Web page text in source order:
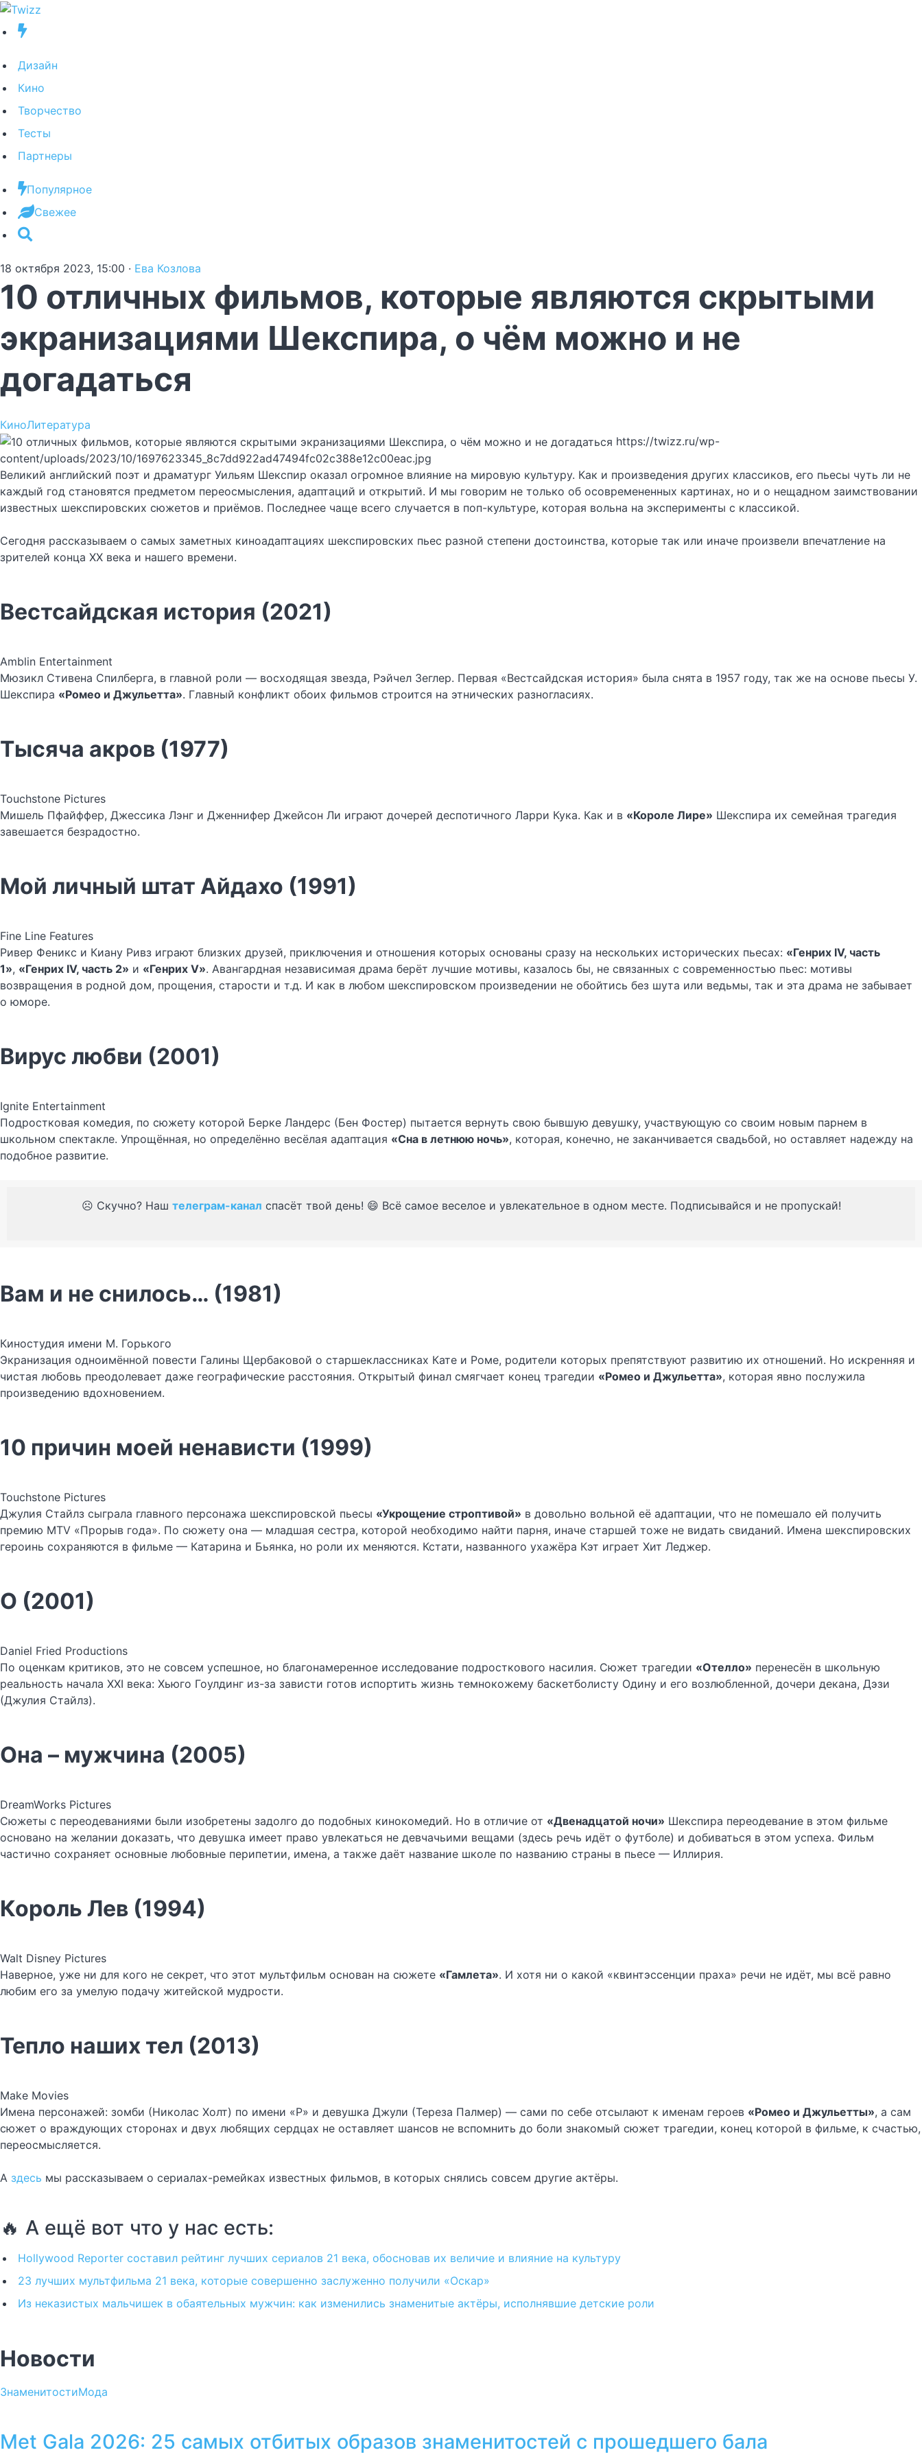
Дизайн
Кино
Творчество
Тесты
Партнеры
Популярное
Свежее
18 октября 2023, 15:00 · Ева Козлова
10 отличных фильмов, которые являются скрытыми
экранизациями Шекспира, о чём можно и не
догадаться
КиноЛитература
https://twizz.ru/wp-
content/uploads/2023/10/1697623345_8c7dd922ad47494fc02c388e12c00eac.jpg
Великий английский поэт и драматург Уильям Шекспир оказал огромное влияние на мировую культуру. Как и произведения других классиков, его пьесы чуть ли не
каждый год становятся предметом переосмысления, адаптаций и открытий. И мы говорим не только об осовремененных картинах, но и о нещадном заимствовании
известных шекспировских сюжетов и приёмов. Последнее чаще всего случается в поп-культуре, которая вольна на эксперименты с классикой.
Сегодня рассказываем о самых заметных киноадаптациях шекспировских пьес разной степени достоинства, которые так или иначе произвели впечатление на
зрителей конца XX века и нашего времени.
Вестсайдская история (2021)
Amblin Entertainment
Мюзикл Стивена Спилберга, в главной роли — восходящая звезда, Рэйчел Зеглер. Первая «Вестсайдская история» была снята в 1957 году, так же на основе пьесы У.
Шекспира «Ромео и Джульетта». Главный конфликт обоих фильмов строится на этнических разногласиях.
Тысяча акров (1977)
Touchstone Pictures
Мишель Пфайффер, Джессика Лэнг и Дженнифер Джейсон Ли играют дочерей деспотичного Ларри Кука. Как и в «Короле Лире» Шекспира их семейная трагедия
завешается безрадостно.
Мой личный штат Айдахо (1991)
Fine Line Features
Ривер Феникс и Киану Ривз играют близких друзей, приключения и отношения которых основаны сразу на нескольких исторических пьесах: «Генрих IV, часть
1», «Генрих IV, часть 2» и «Генрих V». Авангардная независимая драма берёт лучшие мотивы, казалось бы, не связанных с современностью пьес: мотивы
возвращения в родной дом, прощения, старости и т.д. И как в любом шекспировском произведении не обойтись без шута или ведьмы, так и эта драма не забывает
о юморе.
Вирус любви (2001)
Ignite Entertainment
Подростковая комедия, по сюжету которой Берке Ландерс (Бен Фостер) пытается вернуть свою бывшую девушку, участвующую со своим новым парнем в
школьном спектакле. Упрощённая, но определённо весёлая адаптация «Сна в летнюю ночь», которая, конечно, не заканчивается свадьбой, но оставляет надежду на
подобное развитие.
☹️ Скучно? Наш телеграм-канал спасёт твой день! 😄 Всё самое веселое и увлекательное в одном месте. Подписывайся и не пропускай!
Вам и не снилось… (1981)
Киностудия имени М. Горького
Экранизация одноимённой повести Галины Щербаковой о старшеклассниках Кате и Роме, родители которых препятствуют развитию их отношений. Но искренняя и
чистая любовь преодолевает даже географические расстояния. Открытый финал смягчает конец трагедии «Ромео и Джульетта», которая явно послужила
произведению вдохновением.
10 причин моей ненависти (1999)
Touchstone Pictures
Джулия Стайлз сыграла главного персонажа шекспировской пьесы «Укрощение строптивой» в довольно вольной её адаптации, что не помешало ей получить
премию MTV «Прорыв года». По сюжету она — младшая сестра, которой необходимо найти парня, иначе старшей тоже не видать свиданий. Имена шекспировских
героинь сохраняются в фильме — Катарина и Бьянка, но роли их меняются. Кстати, названного ухажёра Кэт играет Хит Леджер.
О (2001)
Daniel Fried Productions
По оценкам критиков, это не совсем успешное, но благонамеренное исследование подросткового насилия. Сюжет трагедии «Отелло» перенесён в школьную
реальность начала XXI века: Хьюго Гоулдинг из-за зависти готов испортить жизнь темнокожему баскетболисту Одину и его возлюбленной, дочери декана, Дэзи
(Джулия Стайлз).
Она – мужчина (2005)
DreamWorks Pictures
Сюжеты с переодеваниями были изобретены задолго до подобных кинокомедий. Но в отличие от «Двенадцатой ночи» Шекспира переодевание в этом фильме
основано на желании доказать, что девушка имеет право увлекаться не девчачьими вещами (здесь речь идёт о футболе) и добиваться в этом успеха. Фильм
частично сохраняет основные любовные перипетии, имена, а также даёт название школе по названию страны в пьесе — Иллирия.
Король Лев (1994)
Walt Disney Pictures
Наверное, уже ни для кого не секрет, что этот мультфильм основан на сюжете «Гамлета». И хотя ни о какой «квинтэссенции праха» речи не идёт, мы всё равно
любим его за умелую подачу житейской мудрости.
Тепло наших тел (2013)
Make Movies
Имена персонажей: зомби (Николас Холт) по имени «Р» и девушка Джули (Тереза Палмер) — сами по себе отсылают к именам героев «Ромео и Джульетты», а сам
сюжет о враждующих сторонах и двух любящих сердцах не оставляет шансов не вспомнить до боли знакомый сюжет трагедии, конец которой в фильме, к счастью,
переосмысляется.
А здесь мы рассказываем о сериалах-ремейках известных фильмов, в которых снялись совсем другие актёры.
🔥 А ещё вот что у нас есть:
Hollywood Reporter составил рейтинг лучших сериалов 21 века, обосновав их величие и влияние на культуру
23 лучших мультфильма 21 века, которые совершенно заслуженно получили «Оскар»
Из неказистых мальчишек в обаятельных мужчин: как изменились знаменитые актёры, исполнявшие детские роли
Новости
ЗнаменитостиМода
Met Gala 2026: 25 самых отбитых образов знаменитостей с прошедшего бала